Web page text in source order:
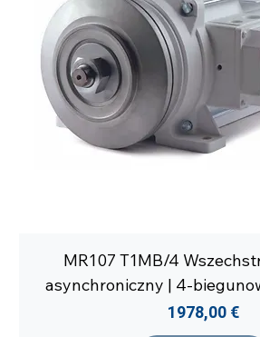
MR107 T1MB/4
asynchroniczny | 4-
Cena
1978,00 €